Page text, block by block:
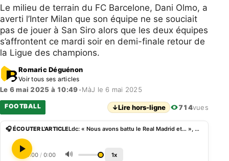
Le milieu de terrain du FC Barcelone, Dani Olmo, a
averti l’Inter Milan que son équipe ne se souciait
pas de jouer à San Siro alors que les deux équipes
s’affrontent ce mardi soir en demi-finale retour de
la Ligue des champions.
Romaric Déguénon
Voir tous ses articles
Le 6 mai 2025 à 10:49•MàJ le 6 mai 2025
FOOTBALL ↓Lire hors-ligne 714vues
🎧 ÉCOUTER L'ARTICLE Ldc: « Nous avons battu le Real Madrid et… », Dani Olmo prévient l’Inter
0:00 / 0:00 🔊 1x